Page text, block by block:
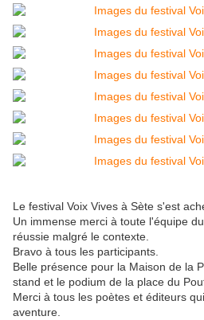
Le festival Voix Vives à Sète s'est
Un immense merci à toute l'équipe
réussie malgré le contexte.
Bravo à tous les participants.
Belle présence pour la Maison de la
stand et le podium de la place du
Merci à tous les poètes et éditeurs
aventure.